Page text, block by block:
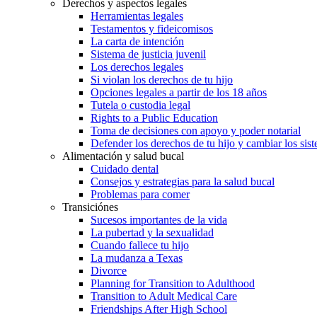
Derechos y aspectos legales
Herramientas legales
Testamentos y fideicomisos
La carta de intención
Sistema de justicia juvenil
Los derechos legales
Si violan los derechos de tu hijo
Opciones legales a partir de los 18 años
Tutela o custodia legal
Rights to a Public Education
Toma de decisiones con apoyo y poder notarial
Defender los derechos de tu hijo y cambiar los
Alimentación y salud bucal
Cuidado dental
Consejos y estrategias para la salud bucal
Problemas para comer
Transiciónes
Sucesos importantes de la vida
La pubertad y la sexualidad
Cuando fallece tu hijo
La mudanza a Texas
Divorce
Planning for Transition to Adulthood
Transition to Adult Medical Care
Friendships After High School